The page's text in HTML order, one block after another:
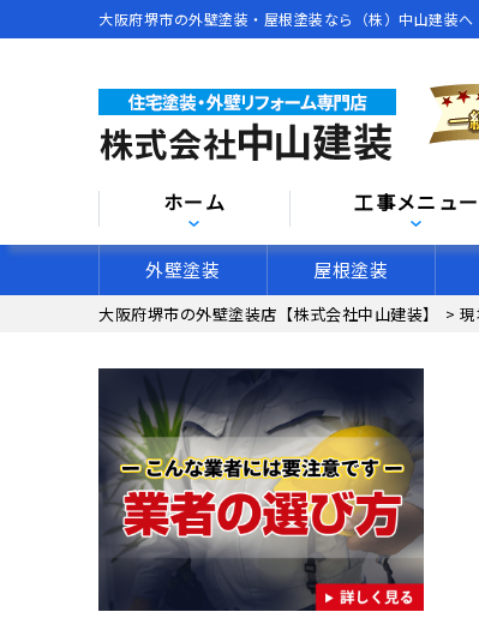
大阪府堺市の外壁塗装・屋根塗装なら（株）中山建装
ホーム 工事メニュー
外壁塗装 屋根塗装
大阪府堺市の外壁塗装店【株式会社中山建装】 >